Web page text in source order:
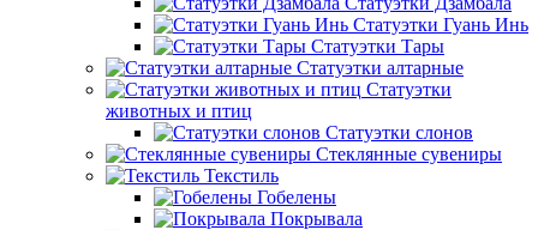
Статуэтки Гуань Инь
Статуэтки Тары
Статуэтки алтарные
Статуэтки
животных и птиц
Статуэтки слонов
Стеклянные сувениры
Текстиль
Гобелены
Покрывала